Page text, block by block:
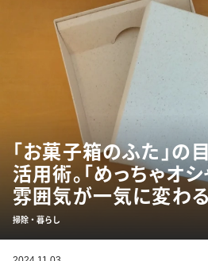
「お菓子箱のふた」の
活用術。「めっちゃオシ
雰囲気が一気に変わる
掃除・暮らし